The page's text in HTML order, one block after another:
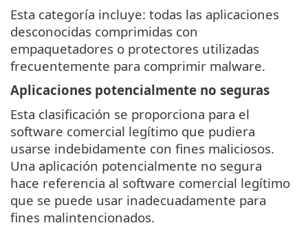
Esta categoría incluye: todas las aplicaciones
desconocidas comprimidas con
empaquetadores o protectores utilizadas
frecuentemente para comprimir malware.
Aplicaciones potencialmente no seguras
Esta clasificación se proporciona para el
software comercial legítimo que pudiera
usarse indebidamente con fines maliciosos.
Una aplicación potencialmente no segura
hace referencia al software comercial legítimo
que se puede usar inadecuadamente para
fines malintencionados.